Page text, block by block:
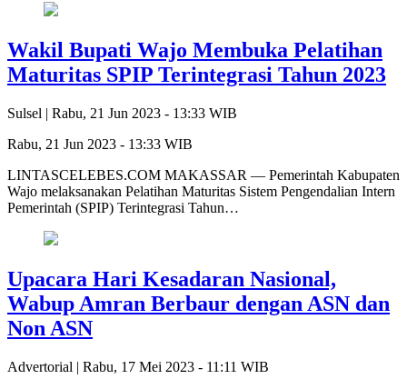
Wakil Bupati Wajo Membuka Pelatihan
Maturitas SPIP Terintegrasi Tahun 2023
Sulsel | Rabu, 21 Jun 2023 - 13:33 WIB
Rabu, 21 Jun 2023 - 13:33 WIB
LINTASCELEBES.COM MAKASSAR — Pemerintah Kabupaten
Wajo melaksanakan Pelatihan Maturitas Sistem Pengendalian Intern
Pemerintah (SPIP) Terintegrasi Tahun…
Upacara Hari Kesadaran Nasional,
Wabup Amran Berbaur dengan ASN dan
Non ASN
Advertorial | Rabu, 17 Mei 2023 - 11:11 WIB